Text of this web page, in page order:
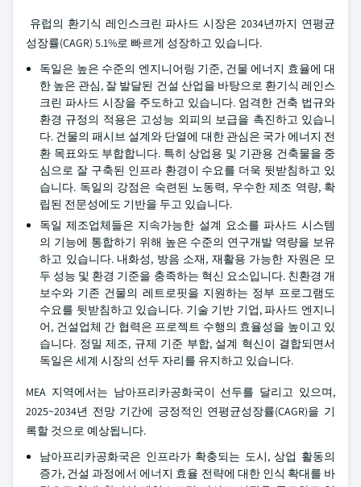
유럽의 환기식 레인스크린 파사드 시장은 2034년까지 연평균
성장률(CAGR) 5.1%로 빠르게 성장하고 있습니다.
독일은 높은 수준의 엔지니어링 기준, 건물 에너지 효율에 대
한 높은 관심, 잘 발달된 건설 산업을 바탕으로 환기식 레인스
크린 파사드 시장을 주도하고 있습니다. 엄격한 건축 법규와
환경 규정의 적용은 고성능 외피의 보급을 촉진하고 있습니
다. 건물의 패시브 설계와 단열에 대한 관심은 국가 에너지 전
환 목표와도 부합합니다. 특히 상업용 및 기관용 건축물을 중
심으로 잘 구축된 인프라 환경이 수요를 더욱 뒷받침하고 있
습니다. 독일의 강점은 숙련된 노동력, 우수한 제조 역량, 확
립된 전문성에도 기반을 두고 있습니다.
독일 제조업체들은 지속가능한 설계 요소를 파사드 시스템
의 기능에 통합하기 위해 높은 수준의 연구개발 역량을 보유
하고 있습니다. 내화성, 방음 소재, 재활용 가능한 자원은 모
두 성능 및 환경 기준을 충족하는 혁신 요소입니다. 친환경 개
보수와 기존 건물의 레트로핏을 지원하는 정부 프로그램도
수요를 뒷받침하고 있습니다. 기술 기반 기업, 파사드 엔지니
어, 건설업체 간 협력은 프로젝트 수행의 효율성을 높이고 있
습니다. 정밀 제조, 규제 기준 부합, 설계 혁신이 결합되면서
독일은 세계 시장의 선두 자리를 유지하고 있습니다.
MEA 지역에서는 남아프리카공화국이 선두를 달리고 있으며,
2025~2034년 전망 기간에 긍정적인 연평균성장률(CAGR)을 기
록할 것으로 예상됩니다.
남아프리카공화국은 인프라가 확충되는 도시, 상업 활동의
증가, 건설 과정에서 에너지 효율 전략에 대한 인식 확대를 바